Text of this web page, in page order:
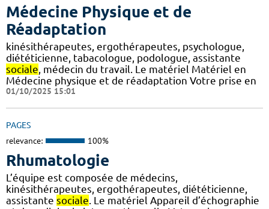
Médecine Physique et de
Réadaptation
kinésithérapeutes, ergothérapeutes, psychologue,
diététicienne, tabacologue, podologue, assistante
sociale , médecin du travail. Le matériel Matériel en
Médecine physique et de réadaptation Votre prise en
01/10/2025 15:01
PAGES
relevance: 100%
Rhumatologie
L’équipe est composée de médecins,
kinésithérapeutes, ergothérapeutes, diététicienne,
assistante sociale. Le matériel Appareil d’échographie